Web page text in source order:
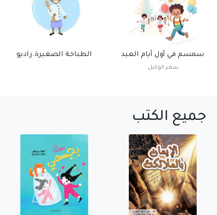
سمسم في أول أيام العيد
سمر الوكيل
الطباخة الصغيرة.راديو
جميع الكتب